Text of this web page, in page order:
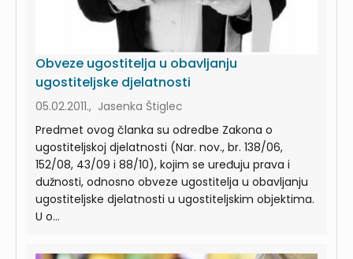
Obveze ugostitelja u obavljanju
ugostiteljske djelatnosti
05.02.2011., Jasenka Štiglec
Predmet ovog članka su odredbe Zakona o
ugostiteljskoj djelatnosti (Nar. nov., br. 138/06,
152/08, 43/09 i 88/10), kojim se uređuju prava i
dužnosti, odnosno obveze ugostitelja u obavljanju
ugostiteljske djelatnosti u ugostiteljskim objektima.
U o...